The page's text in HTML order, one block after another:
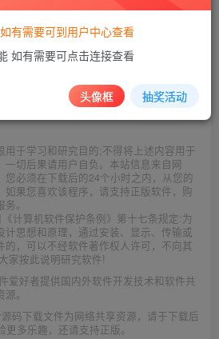
藏，请评论后刷新页面查看.
用于学习和研究目的;不得将上述内容用于
一切后果请用户自负。本站信息来自网
您必须在下载后的24个小时之内，从您的
如果您喜欢该程序，请支持正版软件，购
。
计算机软件保护条例》第十七条规定:为
计思想和原理，通过安装、显示、传输或
的，可以不经软件著作权人许可，不向其
家按此说明研究软件!
爱好者提供国内外软件开发技术和软件共
。
码下载文件为网络共享资源，请于下载后
多乐趣，还请支持正版。
有需要可到用户中心查看
如有需要可点击连接查看
头像框 抽奖活动